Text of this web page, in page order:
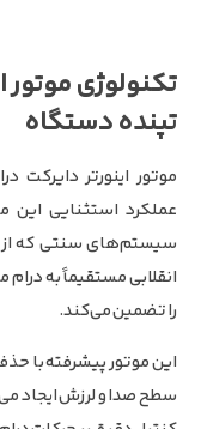
تکنولوژی موتور
تپنده دستگاه
عملکرد استثنایی
سیستم‌های سنتی که از
انقلابی مستقیماً به
را تضمین می‌کند.
این موتور پیشرفته با
سطح صدا و لرزش ایجاد